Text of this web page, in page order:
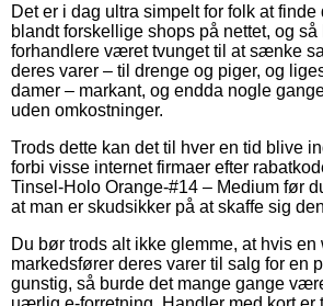
Det er i dag ultra simpelt for folk at finde
blandt forskellige shops på nettet, og så
forhandlere været tvunget til at sænke
deres varer – til drenge og piger, og
damer – markant, og endda nogle
uden omkostninger.
Trods dette kan det til hver en tid blive
forbi visse internet firmaer efter
Tinsel-Holo Orange-#14 – Medium før
at man er skudsikker på at skaffe sig
Du bør trods alt ikke glemme, at hvis en
markedsfører deres varer til salg for en
gunstig, så burde det mange gange